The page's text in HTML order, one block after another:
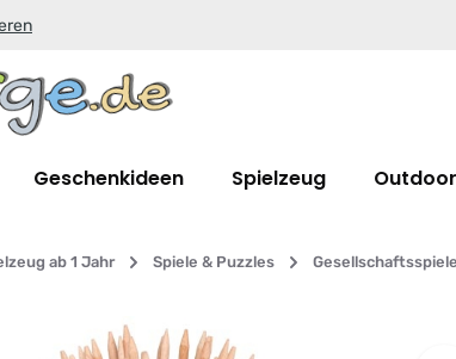
Geschenkideen Spielzeug
ab 1 Jahr Spiele & Puzzles Gesellschaftsspiele